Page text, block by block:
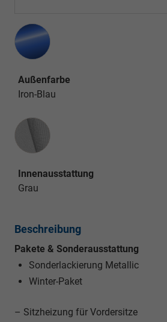
Außenfarbe
Iron-Blau
Innenausstattung
Innenausstattung
Grau
Beschreibung
Pakete & Sonderausstattung
Sonderlackierung Metallic
Winter-Paket
– Sitzheizung für Vordersitze